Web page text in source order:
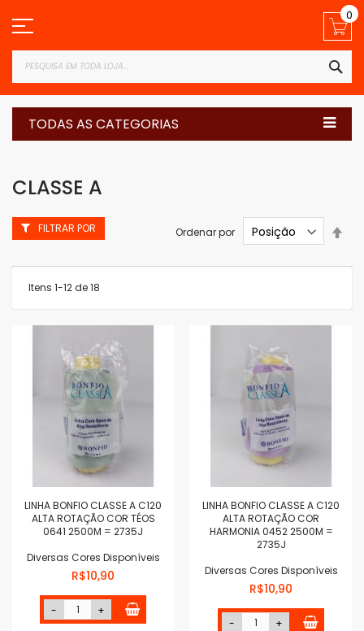
para
o
0
TODAS AS CATEGORIAS
CLASSE A
Itens 1-12de18
Ordenar por
LINHA BONFIO CLASSE A C120
ALTA ROTAÇÃO COR TÉOS
0641 2500M = 2735J
Diversas Cores Disponíveis
R$10,90
- +
LINHA BONFIO CLASSE A C120
ALTA ROTAÇÃO COR
HARMONIA 0452 2500M =
2735J
Diversas Cores Disponíveis
R$10,90
- +
FILTRAR POR